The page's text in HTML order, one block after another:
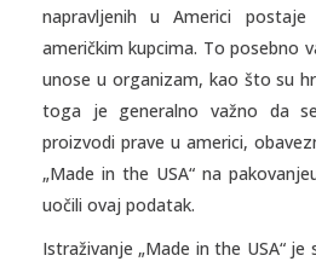
napravljenih u Americi
američkim kupcima. To posebno
unose u organizam, kao što su
toga je generalno važno da
proizvodi prave u americi,
„Made in the USA“ na
uočili ovaj podatak.
Istraživanje „Made in the USA“ je